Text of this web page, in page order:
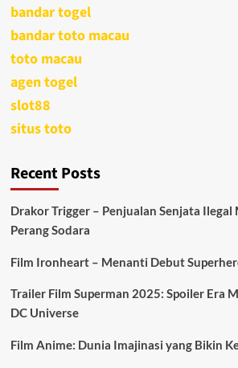
bandar togel
bandar toto macau
toto macau
agen togel
slot88
situs toto
Recent Posts
Drakor Trigger – Penjualan Senjata
Perang Sodara
Film Ironheart – Menanti Debut
Trailer Film Superman 2025: Spoiler Era
DC Universe
Film Anime: Dunia Imajinasi yang Bikin